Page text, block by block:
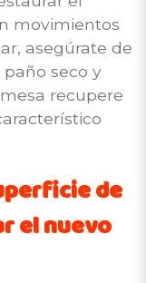
movimientos
asegúrate de
seco y
recupere
de
el nuevo